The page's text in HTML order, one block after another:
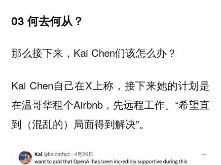
03 何去何从？
那么接下来，Kai Chen们该怎么办？
Kai Chen自己在X上称，接下来她的计划是
在温哥华租个Airbnb，先远程工作。“希望直
到（混乱的）局面得到解决”。